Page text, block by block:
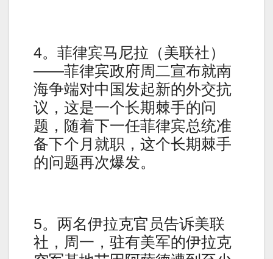
4。菲律宾马尼拉（美联社）
——菲律宾政府周二宣布就南
海争端对中国发起新的外交抗
议，这是一个长期棘手的问
题，随着下一任菲律宾总统准
备下个月就职，这个长期棘手
的问题再次爆发。
5。两名伊拉克官员告诉美联
社，周一，驻有美军的伊拉克